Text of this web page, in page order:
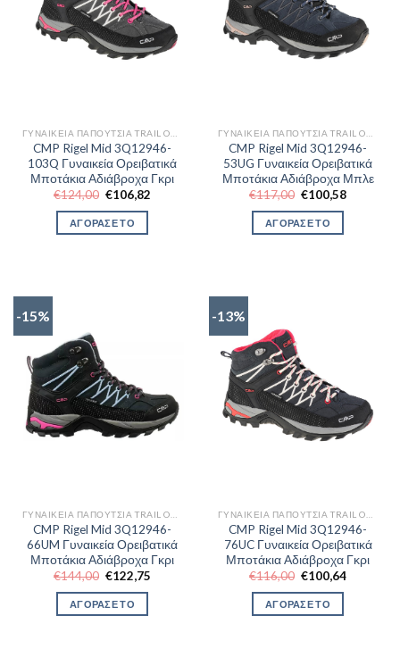
CMP Rigel Mid 3Q12946-
103Q Γυναικεία Ορειβατικά
Μποτάκια Αδιάβροχα Γκρι
€124,00 Original
was:
€124,00.
€106,82
ΑΓΟΡΑΣΕ ΤΟ
CMP Rigel Mid 3Q12946-
53UG Γυναικεία Ορειβατικά
Μποτάκια Αδιάβροχα Μπλε
€117,00 Original
was:
€117,00.
€100,58Η
ΑΓΟΡΑΣΕ ΤΟ
-15%
CMP Rigel Mid 3Q12946-
66UM Γυναικεία Ορειβατικά
Μποτάκια Αδιάβροχα Γκρι
€144,00 Original
was:
€144,00.
€122,75
ΑΓΟΡΑΣΕ ΤΟ
-13%
CMP Rigel Mid 3Q12946-
76UC Γυναικεία Ορειβατικά
Μποτάκια Αδιάβροχα Γκρι
€116,00 Original
was:
€116,00.
€100,64Η
ΑΓΟΡΑΣΕ ΤΟ